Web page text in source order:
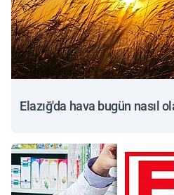
Elazığ'da hava bugün nasıl